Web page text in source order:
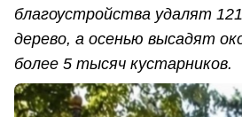
благоустройства удалят
дерево, а осенью высадят
более 5 тысяч кустарников.